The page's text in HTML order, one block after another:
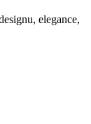
elegance,